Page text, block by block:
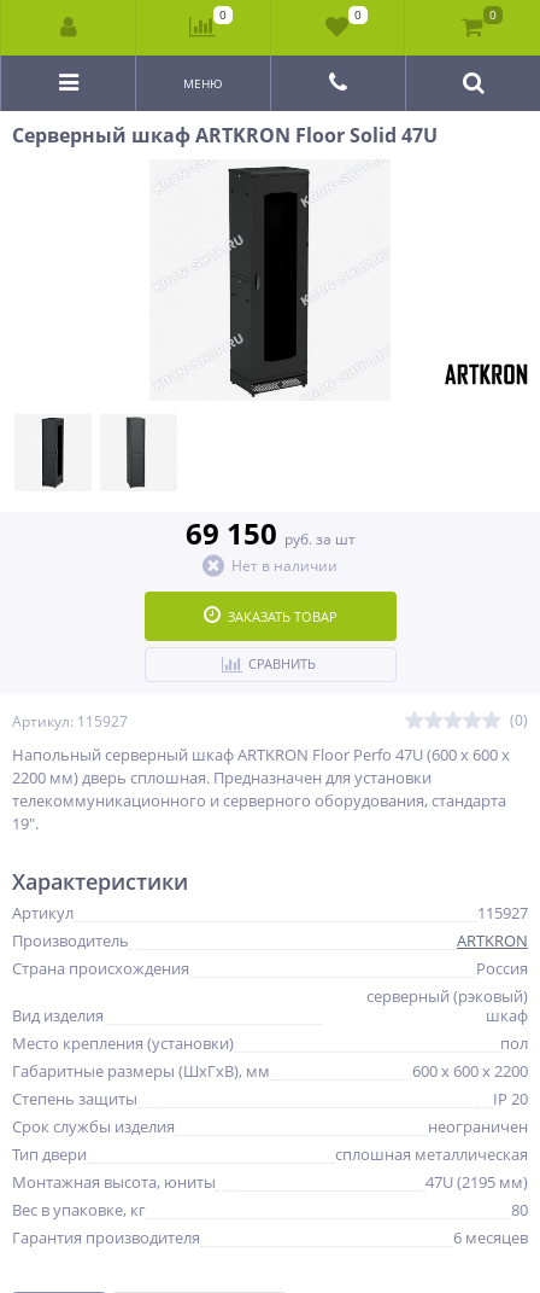
МЕНЮ
Серверный шкаф ARTKRON Floor Solid 47U
Артикул: 115927 (0)
Напольный серверный шкаф ARTKRON Floor Perfo 47U (600 x 600 х
2200 мм) дверь сплошная. Предназначен для установки
телекоммуникационного и серверного оборудования, стандарта
19".
69 150 руб. за шт
Нет в наличии
ЗАКАЗАТЬ ТОВАР
СРАВНИТЬ
Характеристики
Артикул
115927
Производитель
ARTKRON
Страна происхождения
Россия
Вид изделия
серверный (рэковый)
шкаф
Место крепления (установки)
пол
Габаритные размеры (ШxГxВ), мм
600 x 600 х 2200
Степень защиты
IP 20
Срок службы изделия
неограничен
Тип двери
сплошная металлическая
Монтажная высота, юниты
47U (2195 мм)
Вес в упаковке, кг
80
Гарантия производителя
6 месяцев
0 0 0